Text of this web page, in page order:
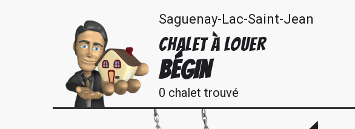
Saguenay-Lac-Saint-Jean
CHALET À LOUER
BÉGIN
0 chalet trouvé